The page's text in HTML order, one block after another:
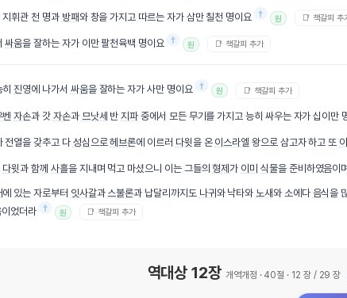
지휘관 천 명과 방패와 창을 가지고 따르는 자가 삼만 칠천 명이요 † 원 📑 책갈피 추
싸움을 잘하는 자가 이만 팔천육백 명이요 † 원 📑 책갈피 추가
진영에 나가서 싸움을 잘하는 자가 사만 명이요 † 원 📑 책갈피 추가
벤 자손과 갓 자손과 므낫세 반지파 중에서 모든 무기를 가지고 능히 싸우는 자가 십이만
전열을 갖추고 다 성심으로헤브론에 이르러 다윗을 온 이스라엘 왕으로 삼고자 하고 또
다윗과함께 사흘을 지내며 먹고 마셨으니 이는 그들의형제가 이미 식물을 준비하였음이며
에 있는 자로부터 잇사갈과 스불론과 납달리까지도 나귀와 낙타와 노새와 소에다 음식을
었더라 † 원 📑 책갈피 추가
역대상 12장 개역개정 · 40절 · 12 장 / 29 장